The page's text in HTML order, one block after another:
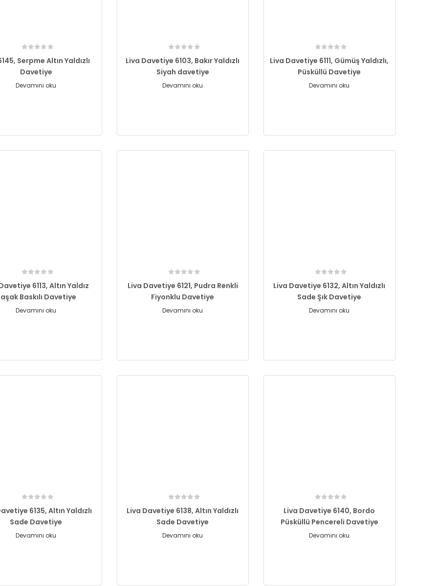
Serpme Altın Yaldızlı
Davetiye
Devamını oku
Liva Davetiye 6103, Bakır Yaldızlı
Siyah davetiye
Devamını oku
Liva Davetiye 6111, Gümüş Yaldızlı,
Püsküllü Davetiye
Devamını oku
6113, Altın Yaldız
Baskılı Davetiye
Devamını oku
Liva Davetiye 6121, Pudra Renkli
Fiyonklu Davetiye
Devamını oku
Liva Davetiye 6132, Altın Yaldızlı
Sade Şık Davetiye
Devamını oku
6135, Altın Yaldızlı
Sade Davetiye
Devamını oku
Liva Davetiye 6138, Altın Yaldızlı
Sade Davetiye
Devamını oku
Liva Davetiye 6140, Bordo
Püsküllü Pencereli Davetiye
Devamını oku